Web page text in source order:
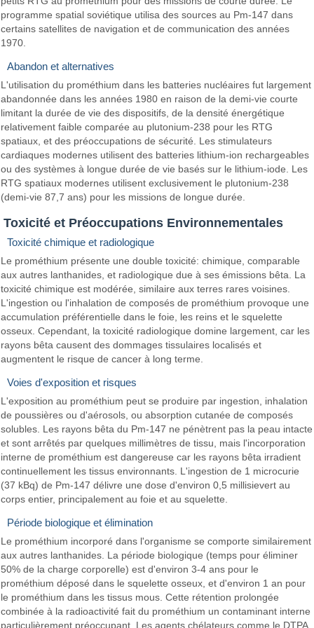
programme spatial soviétique utilisa des sources au Pm-147 dans
certains satellites de navigation et de communication des années
1970.
Abandon et alternatives
L'utilisation du prométhium dans les batteries nucléaires fut largement
abandonnée dans les années 1980 en raison de la demi-vie courte
limitant la durée de vie des dispositifs, de la densité énergétique
relativement faible comparée au plutonium-238 pour les RTG
spatiaux, et des préoccupations de sécurité. Les stimulateurs
cardiaques modernes utilisent des batteries lithium-ion rechargeables
ou des systèmes à longue durée de vie basés sur le lithium-iode. Les
RTG spatiaux modernes utilisent exclusivement le plutonium-238
(demi-vie 87,7 ans) pour les missions de longue durée.
Toxicité et Préoccupations Environnementales
Toxicité chimique et radiologique
Le prométhium présente une double toxicité: chimique, comparable
aux autres lanthanides, et radiologique due à ses émissions bêta. La
toxicité chimique est modérée, similaire aux terres rares voisines.
L'ingestion ou l'inhalation de composés de prométhium provoque une
accumulation préférentielle dans le foie, les reins et le squelette
osseux. Cependant, la toxicité radiologique domine largement, car les
rayons bêta causent des dommages tissulaires localisés et
augmentent le risque de cancer à long terme.
Voies d'exposition et risques
L'exposition au prométhium peut se produire par ingestion, inhalation
de poussières ou d'aérosols, ou absorption cutanée de composés
solubles. Les rayons bêta du Pm-147 ne pénètrent pas la peau intacte
et sont arrêtés par quelques millimètres de tissu, mais l'incorporation
interne de prométhium est dangereuse car les rayons bêta irradient
continuellement les tissus environnants. L'ingestion de 1 microcurie
(37 kBq) de Pm-147 délivre une dose d'environ 0,5 millisievert au
corps entier, principalement au foie et au squelette.
Période biologique et élimination
Le prométhium incorporé dans l'organisme se comporte similairement
aux autres lanthanides. La période biologique (temps pour éliminer
50% de la charge corporelle) est d'environ 3-4 ans pour le
prométhium déposé dans le squelette osseux, et d'environ 1 an pour
le prométhium dans les tissus mous. Cette rétention prolongée
combinée à la radioactivité fait du prométhium un contaminant interne
particulièrement préoccupant. Les agents chélateurs comme le DTPA